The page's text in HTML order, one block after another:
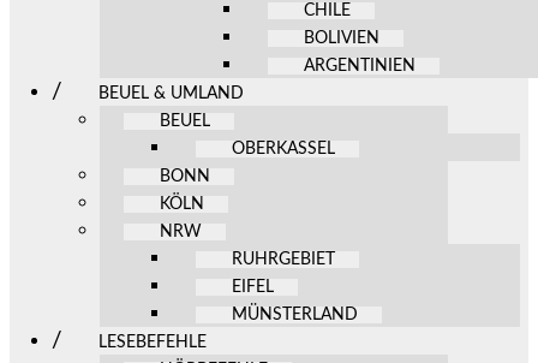
CHILE
BOLIVIEN
ARGENTINIEN
BEUEL & UMLAND
BEUEL
OBERKASSEL
BONN
KÖLN
NRW
RUHRGEBIET
EIFEL
MÜNSTERLAND
LESEBEFEHLE